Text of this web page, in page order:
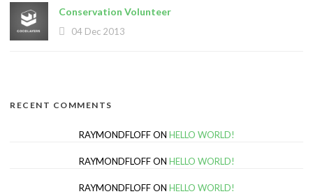
Conservation Volunteer
04 Dec 2013
RECENT COMMENTS
RAYMONDFLOFFON HELLO WORLD!
RAYMONDFLOFFON HELLO WORLD!
RAYMONDFLOFFON HELLO WORLD!